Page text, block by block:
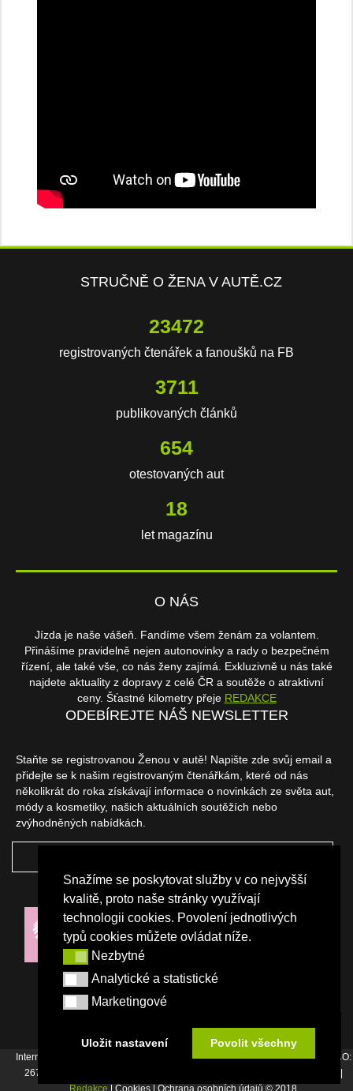
Snažíme se poskytovat služby v co nejvyšší
kvalitě, proto naše stránky využívají
technologii cookies. Povolení jednotlivých
typů cookies můžete ovládat níže.
NezbytnéNezbytné
Analytické a statistické
Analytické a statistické
Marketingové
Marketingové
Uložit nastavení Povolit všechny
STRUČNĚ O ŽENA V AUTĚ.CZ
23472
registrovaných čtenářek a fanoušků na FB
3711
publikovaných článků
654
otestovaných aut
18
let magazínu
O NÁS
Jízda je naše vášeň. Fandíme všem ženám za volantem.
Přinášíme pravidelně nejen autonovinky a rady o bezpečném
řízení, ale také vše, co nás ženy zajímá. Exkluzivně u nás také
najdete aktuality z dopravy z celé ČR a soutěže o atraktivní
ceny. Šťastné kilometry přeje REDAKCE
ODEBÍREJTE NÁŠ NEWSLETTER
Staňte se registrovanou Ženou v autě! Napište zde svůj email a
přidejte se k našim registrovaným čtenářkám, které od nás
několikrát do roka získávají informace o novinkách ze světa aut,
módy a kosmetiky, našich aktuálních soutěžích nebo
zvýhodněných nabídkách.
NAŠI PARTNEŘI
Internetový magazín Žena v autě vydává vydavatelství Srdce Evropy s.r.o., IČO:
26744007, Bořivojova 17, Praha 3, Tel. : +420 222 726 364 |
Redakce | Cookies | Ochrana osobních údajů © 2018